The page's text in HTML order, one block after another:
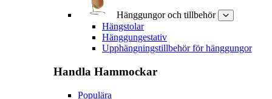
Hänggungor och tillbehör
Hängstolar
Hänggungestativ
Upphängningstillbehör för hänggungor
Handla Hammockar
Populära